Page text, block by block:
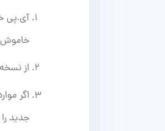
آی.­پی
خاموش
از
اگر
جدید